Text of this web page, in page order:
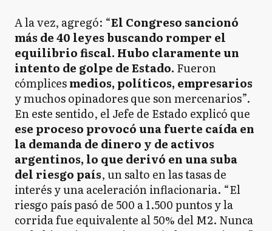
A la vez, agregó: “El Congreso sancionó
más de 40 leyes buscando romper el
equilibrio fiscal. Hubo claramente un
intento de golpe de Estado. Fueron
cómplicesmedios, políticos, empresarios
y muchos opinadores que son mercenarios”.
En este sentido, el Jefe de Estado explicó que
ese proceso provocó una fuerte caída en
la demanda de dinero y de activos
argentinos, lo que derivó en una suba
del riesgo país, un salto en las tasas de
interés y una aceleración inflacionaria. “El
riesgo país pasó de 500 a 1.500 puntos y la
corrida fue equivalente al 50% del M2. Nunca